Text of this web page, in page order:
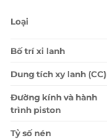
Loại
Bố trí xi lanh
Dung tích xy lanh (CC)
Đường kính và hành
trình piston
Tỷ số nén